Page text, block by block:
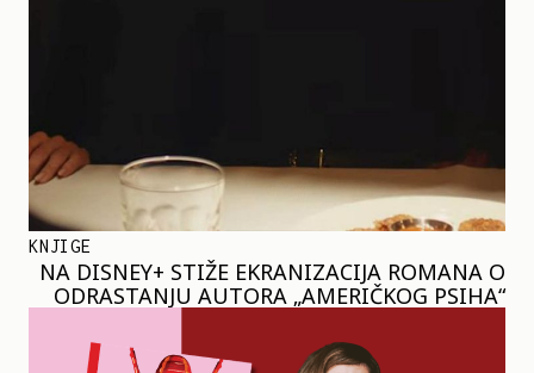
KNJIGE
NA DISNEY+ STIŽE EKRANIZACIJA ROMANA O
ODRASTANJU AUTORA „AMERIČKOG PSIHA“